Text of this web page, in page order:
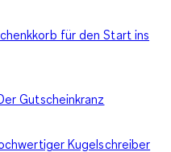
für den Start ins
Gutscheinkranz
Kugelschreiber